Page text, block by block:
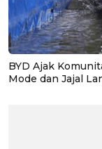
BYD Ajak
Mode dan Jajal